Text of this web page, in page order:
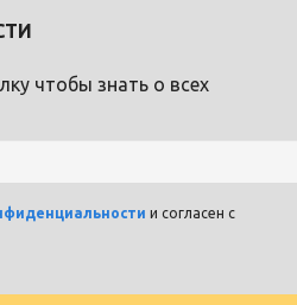
чтобы знать о всех
и согласен с